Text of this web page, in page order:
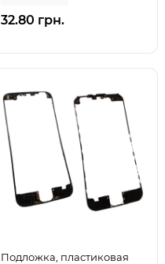
32.80 грн.
Подложка, пластиковая